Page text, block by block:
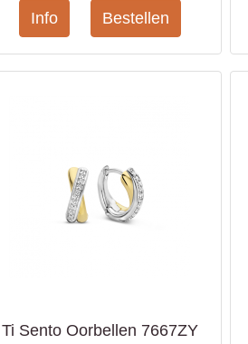
Ti Sento Oorbellen 7667ZY